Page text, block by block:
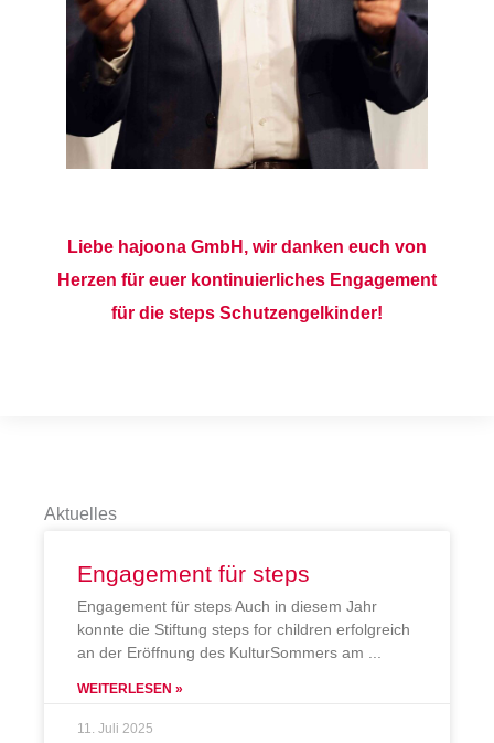
Liebe hajoona GmbH, wir danken euch von
Herzen für euer kontinuierliches Engagement
für die steps Schutzengelkinder!
Aktuelles
Engagement für steps
Engagement für steps Auch in diesem Jahr
konnte die Stiftung steps for children erfolgreich
an der Eröffnung des KulturSommers am
WEITERLESEN »
11. Juli 2025